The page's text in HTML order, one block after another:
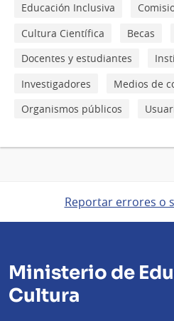
Educación Inclusiva
Cultura Científica
Becas
Docentes y estudiantes
Investigadores
Medios de
Organismos públicos
Reportar errores o
Ministerio de
Cultura